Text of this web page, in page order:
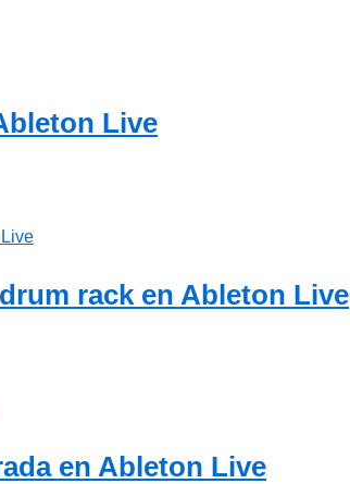
Live
rack en Ableton Live
en Ableton Live